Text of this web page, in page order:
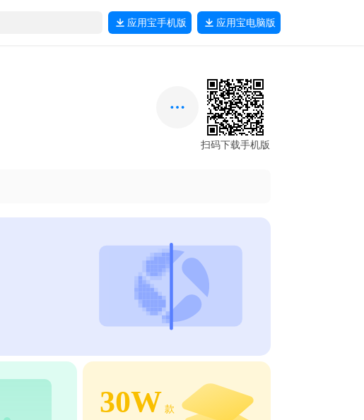
应用宝手机版 应用宝电脑版
扫码下载手机版
30W 款